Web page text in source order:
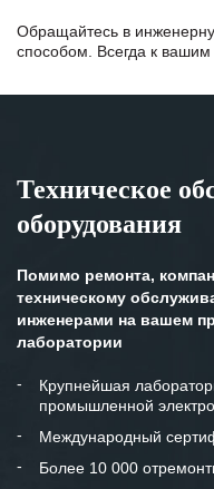
Обращайтесь в
способом. Всегда к вашим
Техническое
оборудования
Помимо ремонта,
техническому
инженерами на вашем
лаборатории
Крупнейшая
промышленной
Международный
Более 10 000